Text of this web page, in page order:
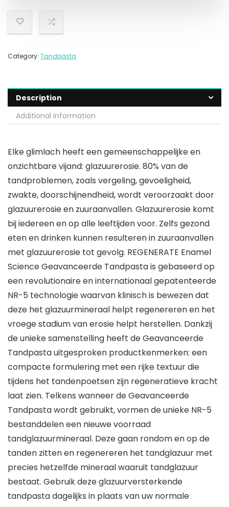
Category: Tandpasta
Description
Additional information
Elke glimlach heeft een gemeenschappelijke en
onzichtbare vijand: glazuurerosie. 80% van de
tandproblemen, zoals vergeling, gevoeligheid,
zwakte, doorschijnendheid, wordt veroorzaakt door
glazuurerosie en zuuraanvallen. Glazuurerosie komt
bij iedereen en op alle leeftijden voor. Zelfs gezond
eten en drinken kunnen resulteren in zuuraanvallen
met glazuurerosie tot gevolg. REGENERATE Enamel
Science Geavanceerde Tandpasta is gebaseerd op
een revolutionaire en internationaal gepatenteerde
NR-5 technologie waarvan klinisch is bewezen dat
deze het glazuurmineraal helpt regenereren en het
vroege stadium van erosie helpt herstellen. Dankzij
de unieke samenstelling heeft de Geavanceerde
Tandpasta uitgesproken productkenmerken: een
compacte formulering met een rijke textuur die
tijdens het tandenpoetsen zijn regeneratieve kracht
laat zien. Telkens wanneer de Geavanceerde
Tandpasta wordt gebruikt, vormen de unieke NR-5
bestanddelen een nieuwe voorraad
tandglazuurmineraal. Deze gaan rondom en op de
tanden zitten en regenereren het tandglazuur met
precies hetzelfde mineraal waaruit tandglazuur
bestaat. Gebruik deze glazuurversterkende
tandpasta dagelijks in plaats van uw normale